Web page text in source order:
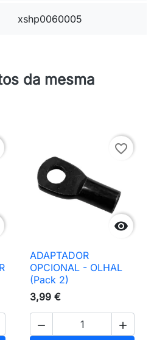
xshp0060005
da mesma

favorite_border
ADAPTADOR
OPCIONAL - OLHAL
(Pack 2)
3,99 €
 